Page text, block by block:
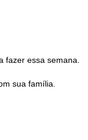
fazer essa semana.
sua família.